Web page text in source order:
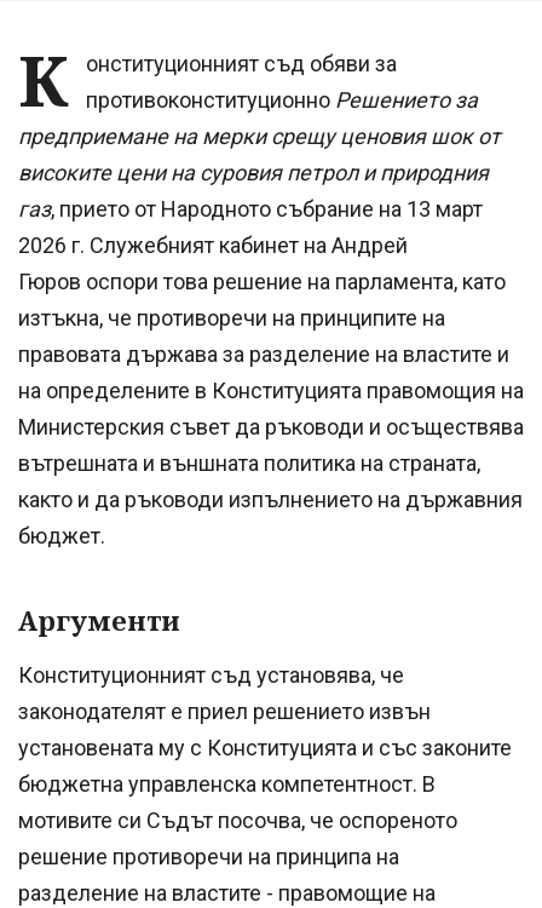
К
онституционният съд обяви за
противоконституционно Решението за
предприемане на мерки срещу ценовия шок от
високите цени на суровия петрол и природния
газ, прието от Народното събрание на 13 март
2026 г. Служебният кабинет на Андрей
Гюров оспори това решение на парламента, като
изтъкна, че противоречи на принципите на
правовата държава за разделение на властите и
на определените в Конституцията правомощия на
Министерския съвет да ръководи и осъществява
вътрешната и външната политика на страната,
както и да ръководи изпълнението на държавния
бюджет.
Аргументи
Конституционният съд установява, че
законодателят е приел решението извън
установената му с Конституцията и със законите
бюджетна управленска компетентност. В
мотивите си Съдът посочва, че оспореното
решение противоречи на принципа на
разделение на властите - правомощие на